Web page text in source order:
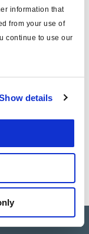
information that
from your use of
continue to use our
details
ECU
in unserem